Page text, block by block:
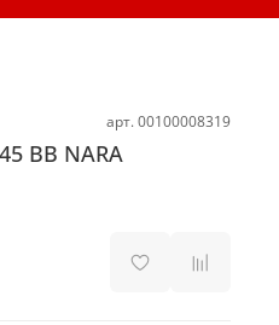
арт.00100008319
BB NARA